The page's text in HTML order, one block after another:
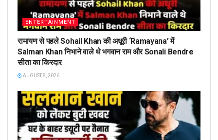
ENTERTAINMENT
रामायण से पहले Sohail Khan की अधूरी ‘Ramayana’ में
Salman Khan निभाने वाले थे भगवान राम और Sonali Bendre
सीता का किरदार
AUGUST 8, 2026